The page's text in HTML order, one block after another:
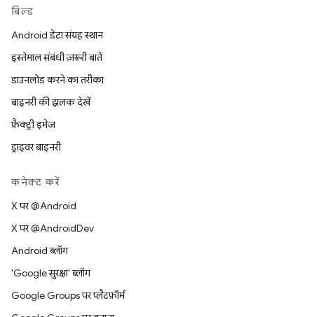
बिल्ड
Android डेटा संग्रह स्थान
इस्तेमाल संबंधी ज़रूरी बातें
डाउनलोड करने का तरीका
बाइनरी की झलक देखें
फ़ैक्ट्री इमेज
ड्राइवर बाइनरी
कनेक्ट करें
X पर @Android
X पर @AndroidDev
Android ब्लॉग
'Google सुरक्षा' ब्लॉग
Google Groups पर प्लैटफ़ॉर्म